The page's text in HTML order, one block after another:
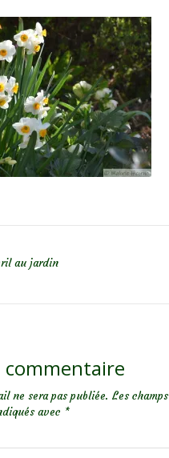
au jardin
commentaire
ne sera pas publiée. Les champs
avec *